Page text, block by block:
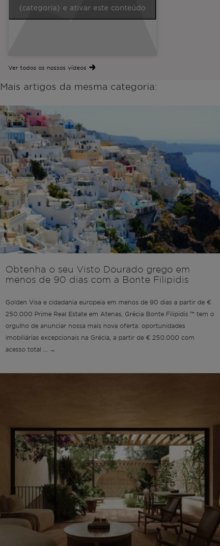
{categoria} e ativar este conteúdo
Ver todos os nossos vídeos
Mais artigos da mesma categoria:
Obtenha o seu Visto Dourado grego em
menos de 90 dias com a Bonte Filipidis
Golden Visa e cidadania europeia em menos de 90 dias a partir de €
250.000 Prime Real Estate em Atenas, Grécia Bonte Filipidis ™ tem o
orgulho de anunciar nossa mais nova oferta: oportunidades
imobiliárias excepcionais na Grécia, a partir de € 250.000 com
acesso total ... →